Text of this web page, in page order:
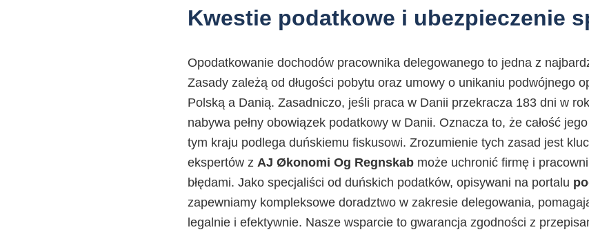
Kwestie podatkowe i ubezpieczenie
Opodatkowanie dochodów pracownika delegowanego to jedna z
Zasady zależą od długości pobytu oraz umowy o unikaniu podwójnego
Polską a Danią. Zasadniczo, jeśli praca w Danii przekracza 183 dni w
nabywa pełny obowiązek podatkowy w Danii. Oznacza to, że całość
tym kraju podlega duńskiemu fiskusowi. Zrozumienie tych zasad jest
ekspertów z AJ Økonomi Og Regnskab może uchronić firmę i
błędami. Jako specjaliści od duńskich podatków, opisywani na portalu
zapewniamy kompleksowe doradztwo w zakresie delegowania,
legalnie i efektywnie. Nasze wsparcie to gwarancja zgodności z